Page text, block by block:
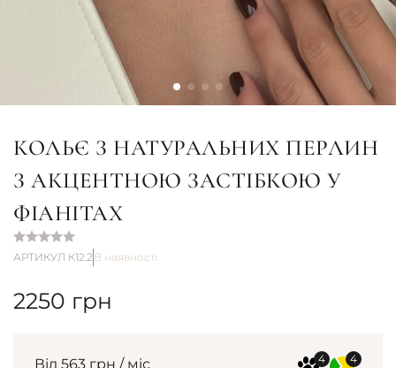
КОЛЬЄ З НАТУРАЛЬНИХ ПЕРЛИН
З АКЦЕНТНОЮ ЗАСТІБКОЮ У
ФІАНІТАХ
АРТИКУЛ К12.2 В наявності
2250 грн
Від 563 грн / міс